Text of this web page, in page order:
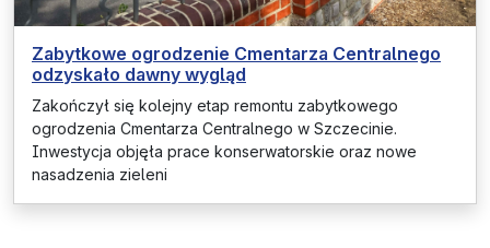
Zabytkowe ogrodzenie Cmentarza Centralnego
odzyskało dawny wygląd
Zakończył się kolejny etap remontu zabytkowego
ogrodzenia Cmentarza Centralnego w Szczecinie.
Inwestycja objęła prace konserwatorskie oraz nowe
nasadzenia zieleni